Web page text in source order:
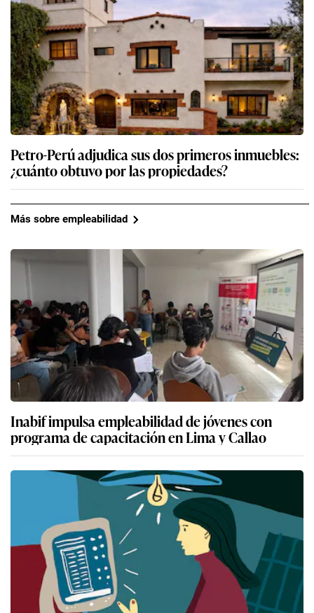
Petro-Perú adjudica sus dos primeros inmuebles:
¿cuánto obtuvo por las propiedades?
Más sobre empleabilidad
Inabif impulsa empleabilidad de jóvenes con
programa de capacitación en Lima y Callao